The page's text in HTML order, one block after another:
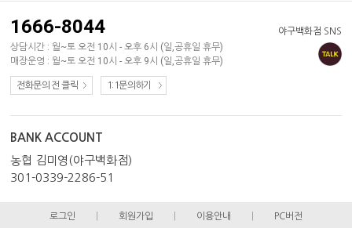
야구백화점 SNS
1666-8044
상담시간 : 월~토 오전 10시 - 오후 6시 (일,공휴일 휴무)
매장운영 : 월~토 오전 10시 - 오후 9시 (일,공휴일 휴무)
전화문의 전 클릭 1:1문의하기
BANK ACCOUNT
농협 김미영(야구백화점)
301-0339-2286-51
로그인 회원가입 이용안내 PC버전